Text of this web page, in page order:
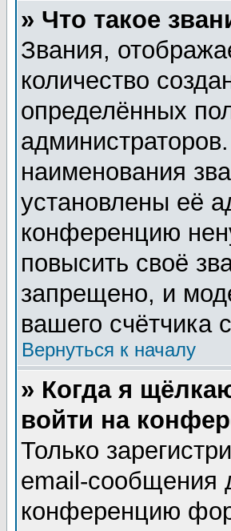
» Что такое
Звания,
количество
определённых
наименования
установлены её
конференцию
повысить своё
запрещено, и
вашего счётчика
Вернуться к началу
» Когда я
войти на
Только
email-сообщения
конференцию